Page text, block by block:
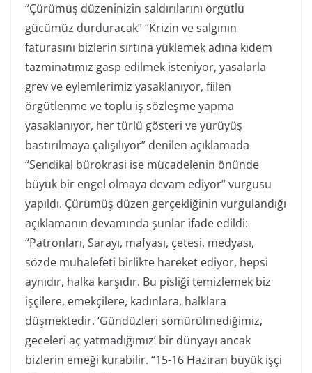
“Çürümüş düzeninizin saldırılarını örgütlü
gücümüz durduracak” “Krizin ve salgının
faturasını bizlerin sırtına yüklemek adına kıdem
tazminatımız gasp edilmek isteniyor, yasalarla
grev ve eylemlerimiz yasaklanıyor, fiilen
örgütlenme ve toplu iş sözleşme yapma
yasaklanıyor, her türlü gösteri ve yürüyüş
bastırılmaya çalışılıyor” denilen açıklamada
“Sendikal bürokrasi ise mücadelenin önünde
büyük bir engel olmaya devam ediyor” vurgusu
yapıldı. Çürümüş düzen gerçekliğinin vurgulandığı
açıklamanın devamında şunlar ifade edildi:
“Patronları, Sarayı, mafyası, çetesi, medyası,
sözde muhalefeti birlikte hareket ediyor, hepsi
aynıdır, halka karşıdır. Bu pisliği temizlemek biz
işçilere, emekçilere, kadınlara, halklara
düşmektedir. ‘Gündüzleri sömürülmediğimiz,
geceleri aç yatmadığımız’ bir dünyayı ancak
bizlerin emeği kurabilir. “15-16 Haziran büyük işçi